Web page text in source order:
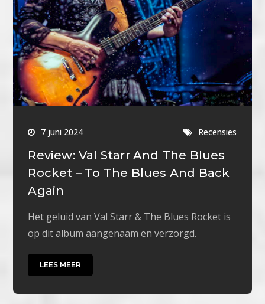
7 juni 2024 Recensies
Review: Val Starr And The Blues
Rocket – To The Blues And Back
Again
Het geluid van Val Starr & The Blues Rocket is
op dit album aangenaam en verzorgd.
LEES MEER